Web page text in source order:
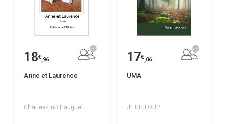
18€,96
Anne et Laurence
Charles-Eric Hauguel
17€,06
UMA
JF CHILOUP